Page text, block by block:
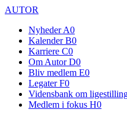
AUTOR
Nyheder A0
Kalender B0
Karriere C0
Om Autor D0
Bliv medlem E0
Legater F0
Vidensbank om
Medlem i fokus H0